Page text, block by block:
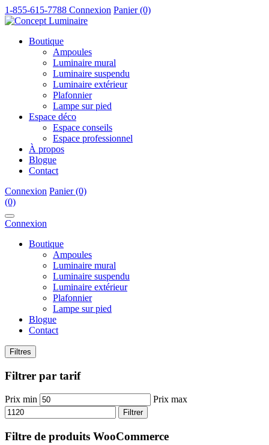
1-855-615-7788 Connexion Panier (0)
Boutique
Ampoules
Luminaire mural
Luminaire suspendu
Luminaire extérieur
Plafonnier
Lampe sur pied
Espace déco
Espace conseils
Espace professionnel
À propos
Blogue
Contact
Connexion Panier (0)
(0)
Connexion
Boutique
Ampoules
Luminaire mural
Luminaire suspendu
Luminaire extérieur
Plafonnier
Lampe sur pied
Blogue
Contact
Filtres
Filtrer par tarif
Prix min Prix max
Filtrer
Filtre de produits WooCommerce